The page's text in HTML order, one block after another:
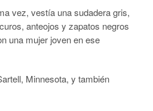
vez, vestía una sudadera gris,
anteojos y zapatos negros
una mujer joven en ese
Minnesota, y también